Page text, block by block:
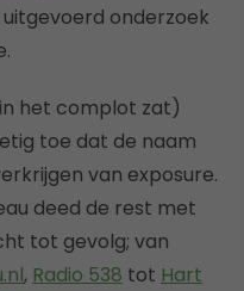
uitgevoerd onderzoek
het complot zat)
toe dat de naam
van exposure.
deed de rest met
tot gevolg; van
, Radio 538 tot Hart